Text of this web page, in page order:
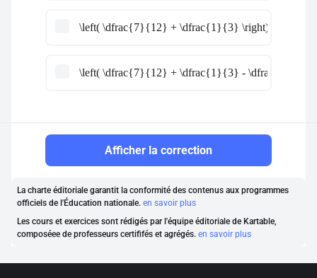
\left( \dfrac{7}{12} + \dfrac{1}{3} \right) - \left(
\left( \dfrac{7}{12} + \dfrac{1}{3} - \dfrac{2}{9}
Afficher la correction
La charte éditoriale garantit la conformité des contenus aux programmes
officiels de l'Éducation nationale. en savoir plus
Les cours et exercices sont rédigés par l'équipe éditoriale de Kartable,
composéee de professeurs certififés et agrégés. en savoir plus